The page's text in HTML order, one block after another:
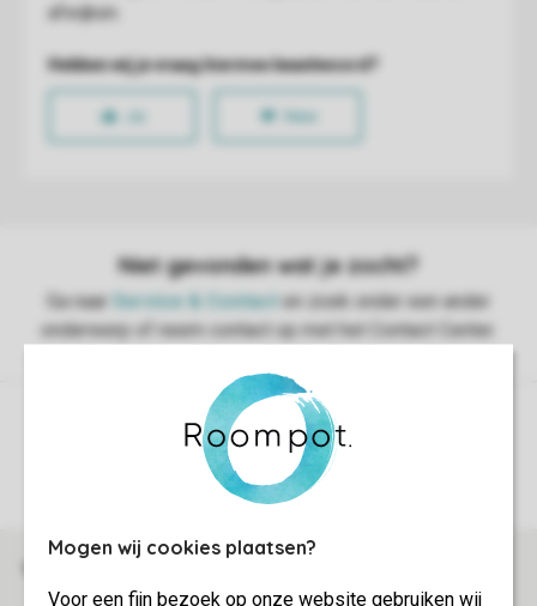
Mogen wij cookies plaatsen?
Voor een fijn bezoek op onze website gebruiken wij
Controle over jouw gegevens & privacy
Instellingen wijzigen